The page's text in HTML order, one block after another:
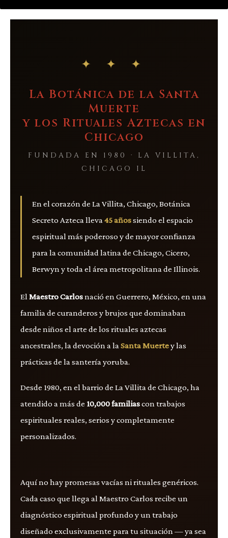
✦ ✦ ✦
La Botánica de la Santa
Muerte
y los Rituales Aztecas en
Chicago
FUNDADA EN 1980 · LA VILLITA,
CHICAGO IL
En el corazón de La Villita, Chicago, Botánica
Secreto Azteca lleva45 añossiendo el espacio
espiritual más poderoso y de mayor confianza
para la comunidad latina de Chicago, Cicero,
Berwyn y toda el área metropolitana de Illinois.
ElMaestro Carlosnació en Guerrero, México, en una
familia de curanderos y brujos que dominaban
desde niños el arte de los rituales aztecas
ancestrales, la devoción a laSanta Muertey las
prácticas de la santería yoruba.
Desde 1980, en el barrio de La Villita de Chicago, ha
atendido a más de 10,000 familiascon trabajos
espirituales reales, serios y completamente
personalizados.
Aquí no hay promesas vacías ni rituales genéricos.
Cada caso que llega al Maestro Carlos recibe un
diagnóstico espiritual profundo y un trabajo
diseñado exclusivamente para tu situación — ya sea